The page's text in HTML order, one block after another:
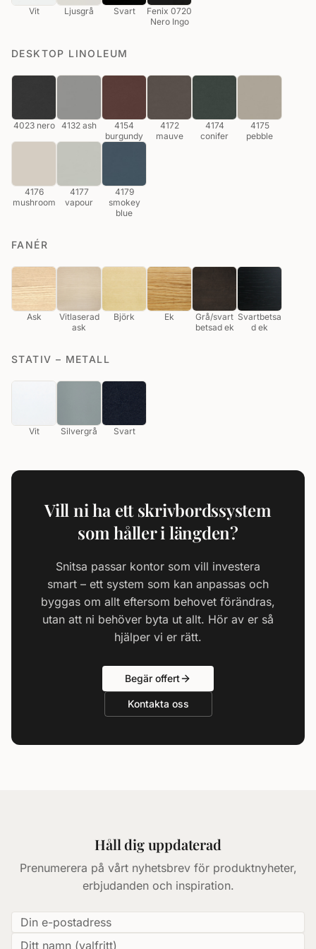
Vit Ljusgrå Svart
Fenix 0720
Nero Ingo
DESKTOP LINOLEUM
4023 nero 4132 ash
4154
burgundy
4172
mauve
4174
conifer
4175
pebble
4176
mushroom
4177
vapour
4179
smokey
blue
FANÉR
Ask
Vitlaserad
ask
Björk Ek
Grå/svart
betsad ek
Svartbetsa
d ek
STATIV – METALL
Vit Silvergrå Svart
Vill ni ha ett skrivbordssystem
som håller i längden?
Snitsa passar kontor som vill investera
smart – ett system som kan anpassas och
byggas om allt eftersom behovet förändras,
utan att ni behöver byta ut allt. Hör av er så
hjälper vi er rätt.
Begär offert
Kontakta oss
Håll dig uppdaterad
Prenumerera på vårt nyhetsbrev för produktnyheter,
erbjudanden och inspiration.